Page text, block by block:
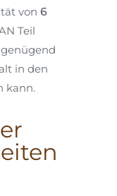
von 6
Teil
in den
kann.